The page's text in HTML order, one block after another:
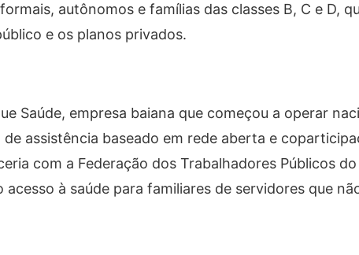
autônomos e famílias das classes B, C e D,
e os planos privados.
Saúde, empresa baiana que começou a operar
assistência baseado em rede aberta e
com a Federação dos Trabalhadores Públicos
à saúde para familiares de servidores que